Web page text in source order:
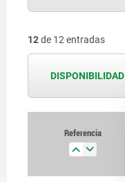
30
40
60
80
95
12de 12 entradas
DISPONIBILIDAD
Referencia